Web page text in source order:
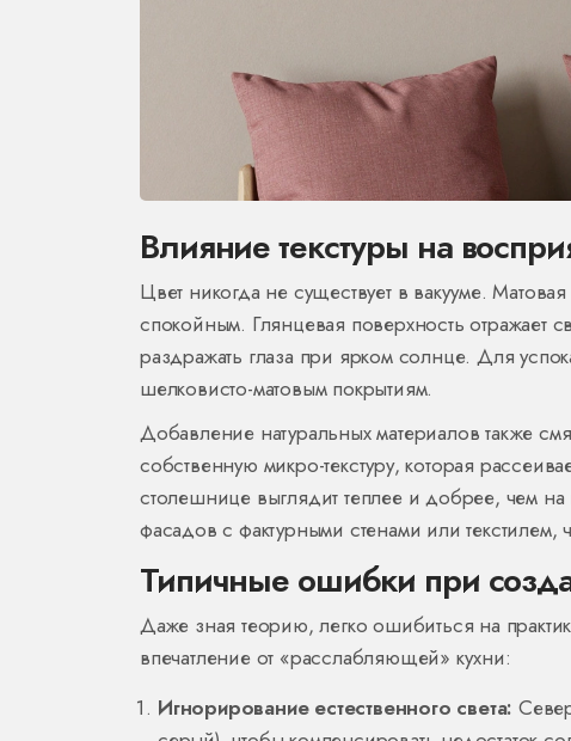
Влияние текстуры на
Цвет никогда не существует в вакууме.
спокойным. Глянцевая поверхность отражает
раздражать глаза при ярком солнце. Для
шелковисто-матовым покрытиям.
Добавление натуральных материалов также
собственную микро-текстуру, которая
столешнице выглядит теплее и добрее, чем
фасадов с фактурными стенами или
Типичные ошибки при
Даже зная теорию, легко ошибиться на
впечатление от «расслабляющей» кухни:
Игнорирование естественного света: